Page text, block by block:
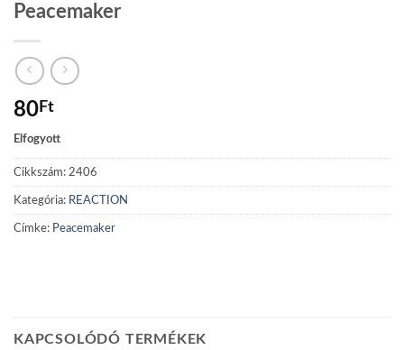
Peacemaker
80Ft
Elfogyott
Cikkszám: 2406
Kategória: REACTION
Címke: Peacemaker
KAPCSOLÓDÓ TERMÉKEK